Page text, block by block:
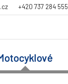
+420 737 284 555